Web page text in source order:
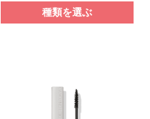
種類を選ぶ